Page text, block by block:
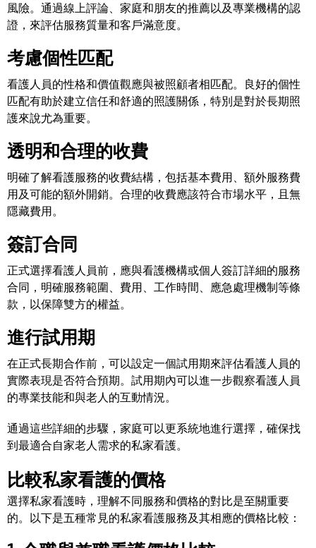
風險。通過線上評論、家庭和朋友的推薦以及專業機構的認
證，來評估服務質量和客戶滿意度。
考慮個性匹配
看護人員的性格和價值觀應與被照顧者相匹配。良好的個性
匹配有助於建立信任和舒適的照護關係，特別是對於長期照
護來說尤為重要。
透明和合理的收費
明確了解看護服務的收費結構，包括基本費用、額外服務費
用及可能的額外開銷。合理的收費應該符合市場水平，且無
隱藏費用。
簽訂合同
正式選擇看護人員前，應與看護機構或個人簽訂詳細的服務
合同，明確服務範圍、費用、工作時間、應急處理機制等條
款，以保障雙方的權益。
進行試用期
在正式長期合作前，可以設定一個試用期來評估看護人員的
實際表現是否符合預期。試用期內可以進一步觀察看護人員
的專業技能和與老人的互動情況。
通過這些詳細的步驟，家庭可以更系統地進行選擇，確保找
到最適合自家老人需求的私家看護。
比較私家看護的價格
選擇私家看護時，理解不同服務和價格的對比是至關重要
的。以下是五種常見的私家看護服務及其相應的價格比較：